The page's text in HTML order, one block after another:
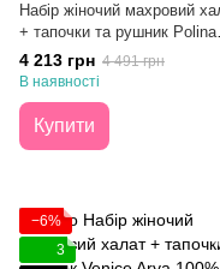
Набір жіночий махровий
+ тапочки та рушник Polina
Arya 100% Бавовна Рожевий
S/M
4 213 грн 4 491 грн
В наявності
Купити
−6%
3